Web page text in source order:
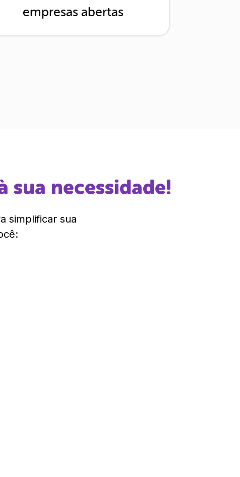
empresas abertas
sua necessidade!
simplificar sua